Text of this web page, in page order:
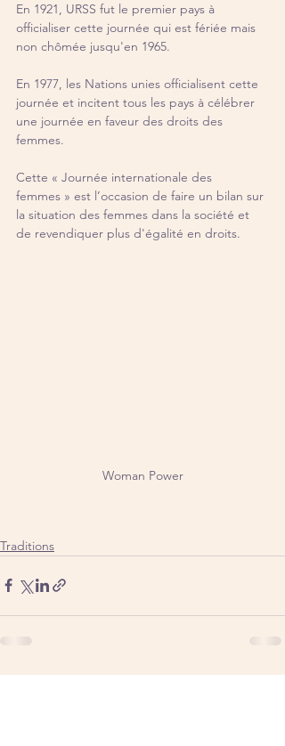
En 1921, URSS fut le premier pays à
officialiser cette journée qui est fériée mais
non chômée jusqu'en 1965.
En 1977, les Nations unies officialisent cette
journée et incitent tous les pays à célébrer
une journée en faveur des droits des
femmes.
Cette « Journée internationale des
femmes » est l’occasion de faire un bilan sur
la situation des femmes dans la société et
de revendiquer plus d'égalité en droits.
Woman Power
Traditions